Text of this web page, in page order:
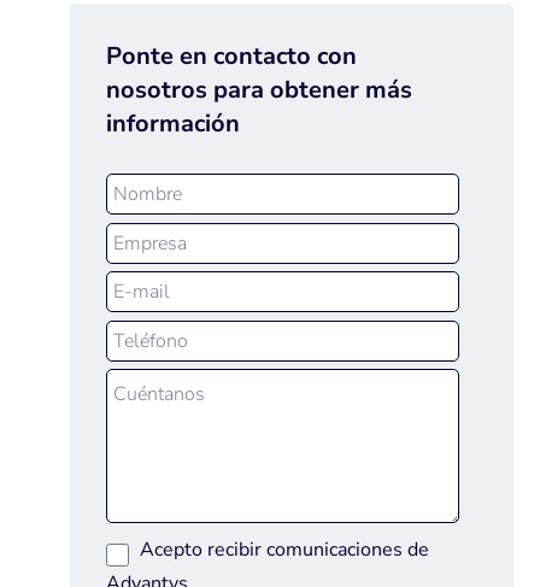
Ponte en contacto con
nosotros para obtener más
información
Acepto recibir comunicaciones de